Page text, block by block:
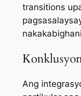
transitions
Ang